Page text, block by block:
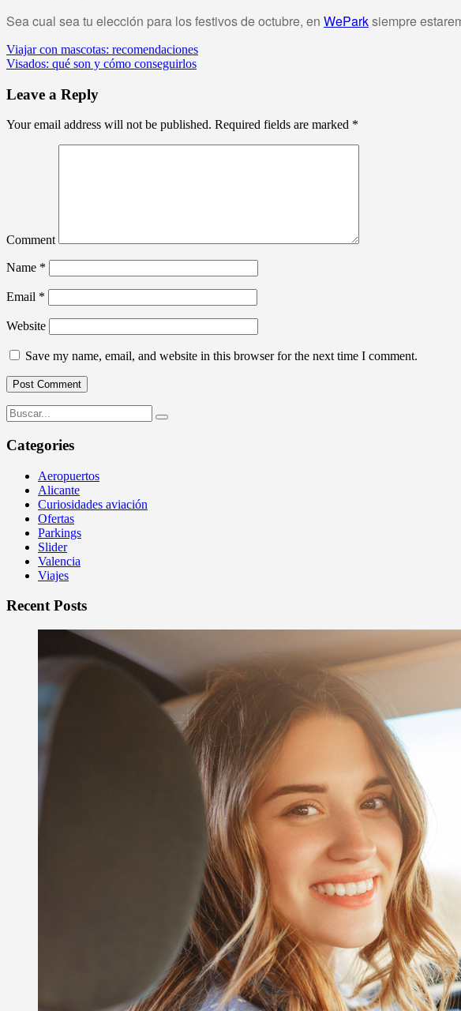
Sea cual sea tu elección para los festivos de octubre, en WeParksiempre
Viajar con mascotas: recomendaciones
Visados: qué son y cómo conseguirlos
Leave a Reply
Your email address will not be published. Required fields are marked *
Comment
Name *
Email *
Website
Save my name, email, and website in this browser for the next time I comment.
Categories
Aeropuertos
Alicante
Curiosidades aviación
Ofertas
Parkings
Slider
Valencia
Viajes
Recent Posts